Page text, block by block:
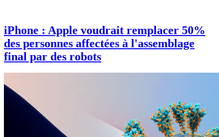
iPhone : Apple voudrait remplacer 50%
des personnes affectées à l'assemblage
final par des robots